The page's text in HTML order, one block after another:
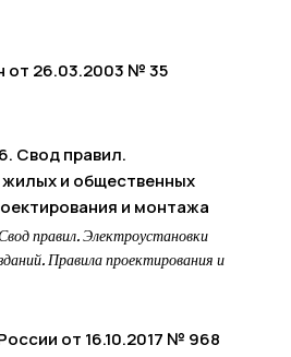
от 26.03.2003 № 35
Свод правил.
и общественных
и монтажа
правил. Электроустановки
Правила проектирования и
от 16.10.2017 № 968